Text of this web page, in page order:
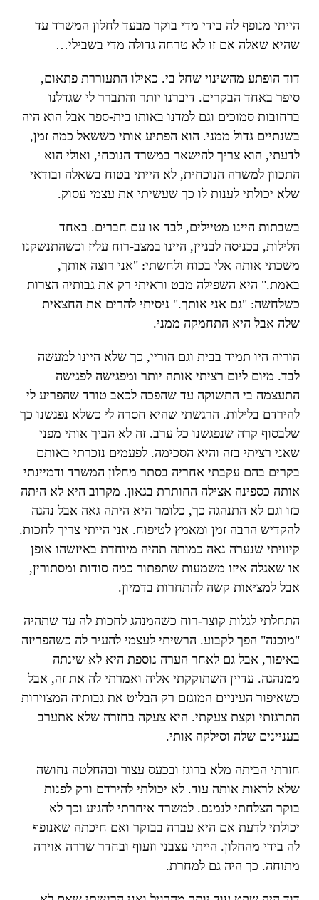
הייתי מנופף לה בידי מדי בוקר מבעד לחלון המשרד עד
שהיא שאלה אם זו לא טרחה גדולה מדי בשבילי…
דוד הופתע מהשינוי שחל בי. כאילו התעוררת פתאום,
סיפר באחד הבקרים. דיברנו יותר והתברר לי שגדלנו
ברחובות סמוכים וגם למדנו באותו בית-ספר אבל הוא היה
בשנתיים גדול ממני. הוא הפתיע אותי כששאל כמה זמן,
לדעתי, הוא צריך להישאר במשרד הנוכחי, ואולי הוא
התכוון למשרה הנוכחית, לא הייתי בטוח בשאלה ובודאי
שלא יכולתי לענות לו כך שעשיתי את עצמי עסוק.
בשבתות היינו מטיילים, לבד או עם חברים. באחד
הלילות, בכניסה לבניין, היינו במצב-רוח עליז וכשהתנשקנו
משכתי אותה אלי בכוח ולחשתי: "אני רוצה אותך,
באמת." היא השפילה מבט וראיתי רק את גבותיה הצרות
כשלחשה: "גם אני אותך." ניסיתי להרים את החצאית
שלה אבל היא התחמקה ממני.
הוריה היו תמיד בבית וגם הוריי, כך שלא היינו למעשה
לבד. מיום ליום רציתי אותה יותר ומפגישה לפגישה
התעצמה בי התשוקה עד שהפכה לכאב טורד שהפריע לי
להירדם בלילות. הרגשתי שהיא חסרה לי כשלא נפגשנו כך
שלבסוף קרה שנפגשנו כל ערב. זה לא הביך אותי מפני
שאני רציתי בזה והיא הסכימה. לפעמים נזכרתי באותם
בקרים בהם עקבתי אחריה בסתר מחלון המשרד ודמיינתי
אותה כספינה אצילה החותרת בגאון. מקרוב היא לא היתה
כזו וגם לא התנהגה כך, כלומר היא היתה גאה אבל נהגה
להקדיש הרבה זמן ומאמץ לטיפוח. אני הייתי צריך לחכות.
קיוויתי שנערה נאה כמותה תהיה מיוחדת באיזשהו אופן
או שאגלה איזו משמעות שתפתור כמה סודות ומסתורין,
אבל למציאות קשה להתחרות בדמיון.
התחלתי לגלות קוצר-רוח כשהמנהג לחכות לה עד שתהיה
"מוכנה" הפך לקבוע. הרשיתי לעצמי להעיר לה כשהפריזה
באיפור, אבל גם לאחר הערה נוספת היא לא שינתה
ממנהגה. עדיין השתוקקתי אליה ואמרתי לה את זה, אבל
כשאיפור העיניים המוגזם רק הבליט את גבותיה המצוירות
התרגזתי וקצת צעקתי. היא צעקה בחזרה שלא אתערב
בעניינים שלה וסילקה אותי.
חזרתי הביתה מלא ברוגז ובכעס עצור ובהחלטה נחושה
שלא לראות אותה עוד. לא יכולתי להירדם ורק לפנות
בוקר הצלחתי לנמנם. למשרד איחרתי להגיע וכך לא
יכולתי לדעת אם היא עברה בבוקר ואם חיכתה שאנופף
לה בידי מהחלון. הייתי עצבני וזעוף ובחדר שררה אוירה
מתוחה. כך היה גם למחרת.